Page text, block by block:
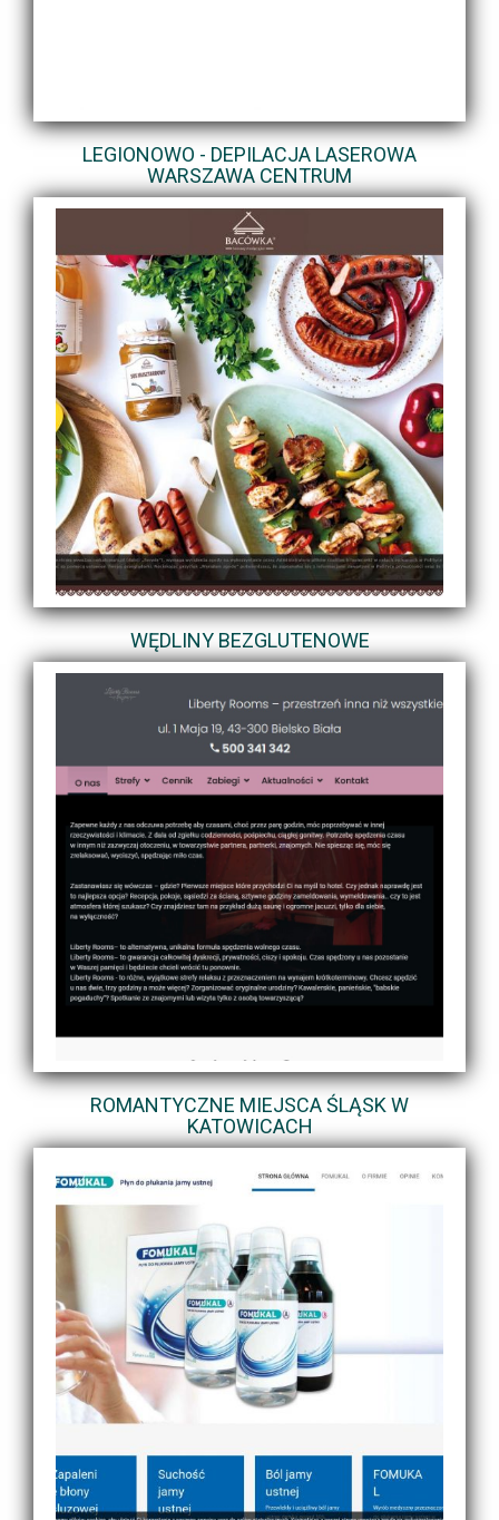
LEGIONOWO - DEPILACJA LASEROWA
WARSZAWA CENTRUM
WĘDLINY BEZGLUTENOWE
ROMANTYCZNE MIEJSCA ŚLĄSK W
KATOWICACH